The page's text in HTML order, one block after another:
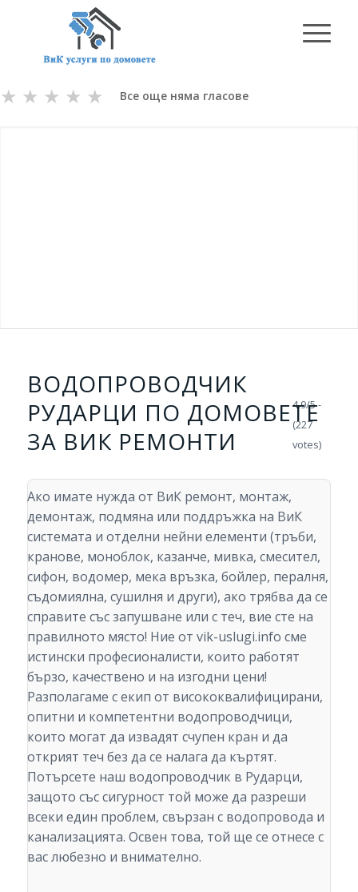
★
★
★
★
★ Все още няма гласове
ВОДОПРОВОДЧИК
РУДАРЦИ ПО ДОМОВЕТЕ
ЗА ВИК РЕМОНТИ
Ако имате нужда от ВиК ремонт, монтаж,
демонтаж, подмяна или поддръжка на ВиК
системата и отделни нейни елементи (тръби,
кранове, моноблок, казанче, мивка, смесител,
сифон, водомер, мека връзка, бойлер, пералня,
съдомиялна, сушилня и други), ако трябва да се
справите със запушване или с теч, вие сте на
правилното място! Ние от vik-uslugi.info сме
истински професионалисти, които работят
бързо, качествено и на изгодни цени!
Разполагаме с екип от висококвалифицирани,
опитни и компетентни водопроводчици,
които могат да извадят счупен кран и да
открият теч без да се налага да къртят.
Потърсете наш водопроводчик в Рударци,
защото със сигурност той може да разреши
всеки един проблем, свързан с водопровода и
канализацията. Освен това, той ще се отнесе с
вас любезно и внимателно.
4.9/5 -
(227
votes)